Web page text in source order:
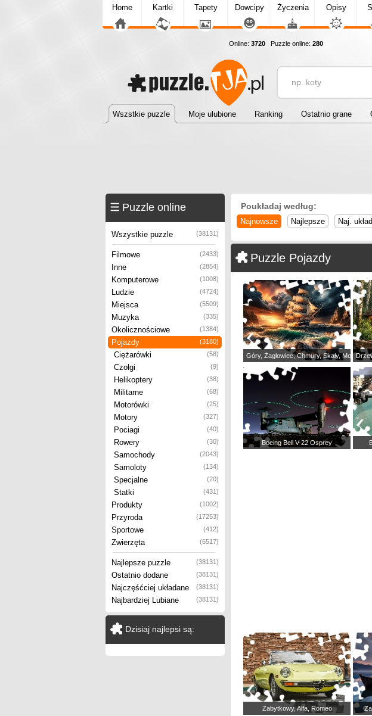
Home Kartki Tapety Dowcipy Życzenia Opisy
Online: 3720 Puzzle online: 280
Wszstkie puzzle Moje ulubione Ranking Ostatnio grane
Puzzle online
Wszystkie puzzle (38131)
Filmowe (2433)
Inne (2854)
Komputerowe (1008)
Ludzie (4724)
Miejsca (5509)
Muzyka (335)
Okolicznościowe (1384)
Pojazdy (3180)
Ciężarówki (58)
Czołgi (9)
Helikoptery (38)
Militarne (68)
Motorówki (25)
Motory (327)
Pociagi (40)
Rowery (30)
Samochody (2043)
Samoloty (134)
Specjalne (20)
Statki (431)
Produkty (1002)
Przyroda (17253)
Sportowe (412)
Zwierzęta (6517)
Najlepsze puzzle (38131)
Ostatnio dodane (38131)
Najczęśćciej układane (38131)
Najbardziej Lubiane (38131)
Dzisiaj najlepsi są:
Poukładaj według:
Najnowsze Najlepsze Naj.
Puzzle Pojazdy
Góry, Żaglowiec, Chmury, Skały, Morze,
Boeing Bell V-22 Osprey
Zabytkowy, Alfa, Romeo